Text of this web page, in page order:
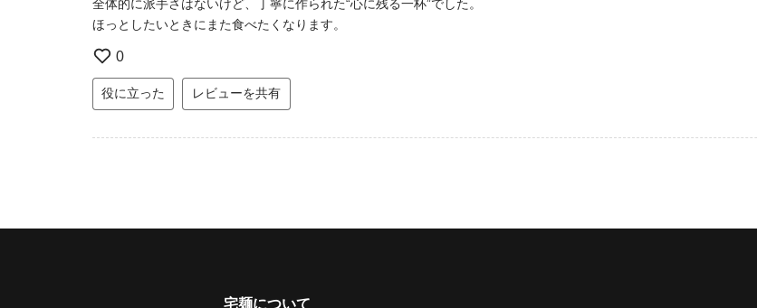
全体的に派手さはないけど、丁寧に作られた“心に残る一杯”でした。
ほっとしたいときにまた食べたくなります。
0
役に立った レビューを共有
宅麺について